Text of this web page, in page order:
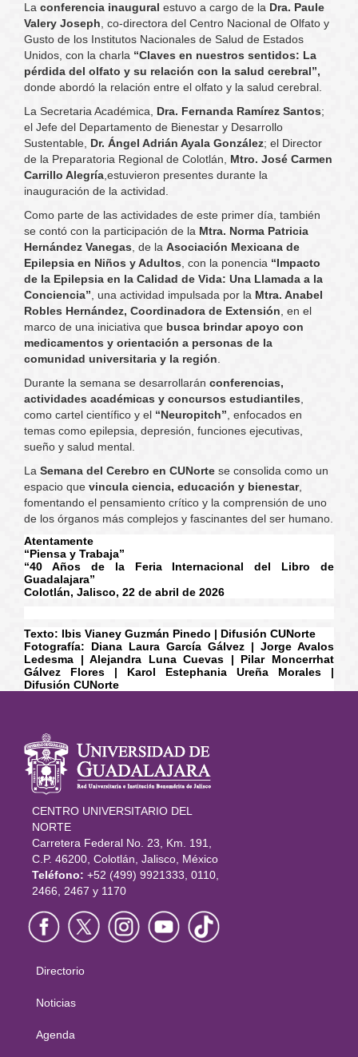
La conferencia inaugural estuvo a cargo de la Dra. Paule
Valery Joseph , co-directora del Centro Nacional de Olfato y
Gusto de los Institutos Nacionales de Salud de Estados
Unidos, con la charla “Claves en nuestros sentidos: La
pérdida del olfato y su relación con la salud cerebral”,
donde abordó la relación entre el olfato y la salud cerebral.
La Secretaria Académica, Dra. Fernanda Ramírez Santos;
el Jefe del Departamento de Bienestar y Desarrollo
Sustentable, Dr. Ángel Adrián Ayala González; el Director
de la Preparatoria Regional de Colotlán, Mtro. José Carmen
Carrillo Alegría ,estuvieron presentes durante la
inauguración de la actividad.
Como parte de las actividades de este primer día, también
se contó con la participación de la Mtra. Norma Patricia
Hernández Vanegas , de la Asociación Mexicana de
Epilepsia en Niños y Adultos , con la ponencia “Impacto
de la Epilepsia en la Calidad de Vida: Una Llamada a la
Conciencia” , una actividad impulsada por la Mtra. Anabel
Robles Hernández, Coordinadora de Extensión , en el
marco de una iniciativa que busca brindar apoyo con
medicamentos y orientación a personas de la
comunidad universitaria y la región
Durante la semana se desarrollarán conferencias,
actividades académicas y concursos estudiantiles
como cartel científico y el “Neuropitch” , enfocados en
temas como epilepsia, depresión, funciones ejecutivas,
sueño y salud mental.
La Semana del Cerebro en CUNorte se consolida como un
espacio que vincula ciencia, educación y bienestar,
fomentando el pensamiento crítico y la comprensión de uno
de los órganos más complejos y fascinantes del ser humano.
Atentamente
“Piensa y Trabaja”
“40 Años de la Feria Internacional del Libro de
Guadalajara”
Colotlán, Jalisco, 22 de abril de 2026
Texto: Ibis Vianey Guzmán Pinedo | Difusión CUNorte
Fotografía: Diana Laura García Gálvez | Jorge Avalos
Ledesma | Alejandra Luna Cuevas | Pilar Moncerrhat
Gálvez Flores | Karol Estephania Ureña Morales |
Difusión CUNorte
Información
del portal
CENTRO UNIVERSITARIO DEL
NORTE
Carretera Federal No. 23, Km. 191,
C.P. 46200, Colotlán, Jalisco, México
Teléfono: +52 (499) 9921333, 0110,
2466, 2467 y 1170
Menú
principal
Directorio
Noticias
Agenda